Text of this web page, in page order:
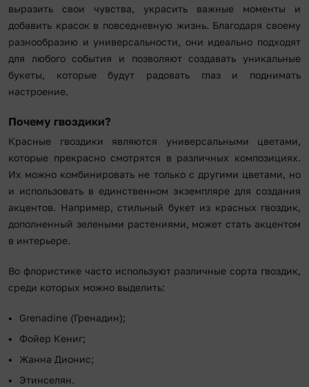
выразить свои чувства, украсить важные моменты и
добавить красок в повседневную жизнь. Благодаря своему
разнообразию и универсальности, они идеально подходят
для любого события и позволяют создавать уникальные
букеты, которые будут радовать глаз и поднимать
настроение.
Почему гвоздики?
Красные гвоздики являются универсальными цветами,
которые прекрасно смотрятся в различных композициях.
Их можно комбинировать не только с другими цветами, но
и использовать в единственном экземпляре для создания
акцентов. Например, стильный букет из красных гвоздик,
дополненный зелеными растениями, может стать акцентом
в интерьере.
Во флористике часто используют различные сорта гвоздик,
среди которых можно выделить:
Grenadine (Гренадин);
Фойер Кениг;
Жанна Дионис;
Этинселян.